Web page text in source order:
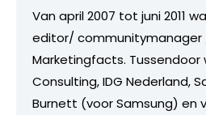
Van april 2007 tot juni 2011
editor/
Marketingfacts. Tussendoor
Consulting, IDG Nederland,
Burnett (voor Samsung) en